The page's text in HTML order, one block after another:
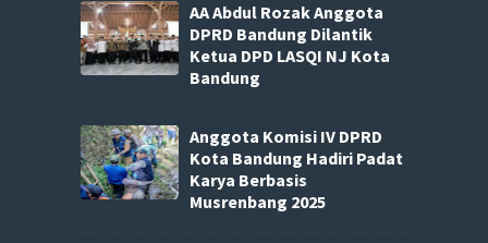
AA Abdul Rozak Anggota
DPRD Bandung Dilantik
Ketua DPD LASQI NJ Kota
Bandung
Anggota Komisi IV DPRD
Kota Bandung Hadiri Padat
Karya Berbasis
Musrenbang 2025